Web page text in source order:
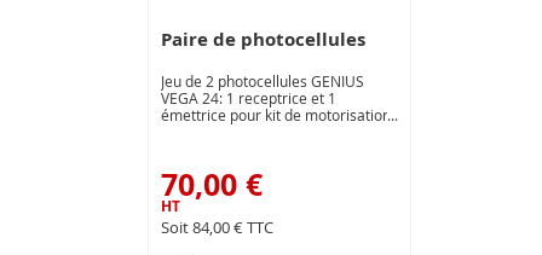
Paire de photocellules
Jeu de 2 photocellules GENIUS
VEGA 24: 1 receptrice et 1
émettrice pour kit de motorisation
70,00 €
84,00 €